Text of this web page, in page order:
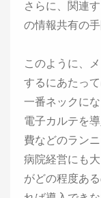
さらに、関連
の情報共有の
このように、
するにあたっ
一番ネックに
電子カルテを
費などのラン
病院経営にも
がどの程度あ